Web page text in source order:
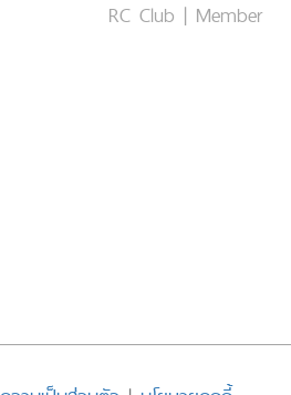
RC Club | Member